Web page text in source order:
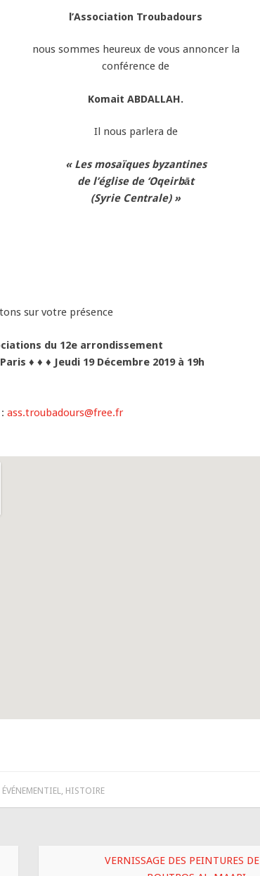
l’Association Troubadours
nous sommes heureux de vous annoncer la
conférence de
Komait ABDALLAH.
Il nous parlera de
« Les mosaïques byzantines
de l’église de ‘Oqeirbāt
(Syrie Centrale) »
sur votre présence
du 12e arrondissement
♦ ♦ ♦ Jeudi 19 Décembre 2019 à 19h
ass.troubadours@free.fr
ÉVÉNEMENTIEL HISTOIRE
VERNISSAGE DES PEINTURES DE